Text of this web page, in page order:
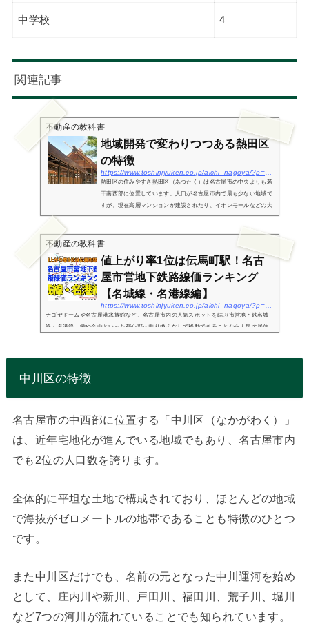
中学校 4
関連記事
不動産の教科書
地域開発で変わりつつある熱田区
の特徴
熱田区の住みやすさ熱田区（あつたく）は名古屋市の中央よりも若
干南西部に位置しています。人口が名古屋市内で最も少ない地域で
すが、現在高層マンションが建設されたり、イオンモールなどの大
型ショッピング施設がオープンしたりしたことで人口が増加しつつ
不動産の教科書
値上がり率1位は伝馬町駅！名古
屋市営地下鉄路線価ランキング
【名城線・名港線編】
ナゴヤドームや名古屋港水族館など、名古屋市内の人気スポットを結ぶ市営地下鉄名城
線・名港線。栄や金山といった都心部へ乗り換えなしで移動できることから人気の居住
中川区の特徴
名古屋市の中西部に位置する「中川区（なかがわく）」
は、近年宅地化が進んでいる地域でもあり、名古屋市内
でも2位の人口数を誇ります。
全体的に平坦な土地で構成されており、ほとんどの地域
で海抜がゼロメートルの地帯であることも特徴のひとつ
です。
また中川区だけでも、名前の元となった中川運河を始め
として、庄内川や新川、戸田川、福田川、荒子川、堀川
など7つの河川が流れていることでも知られています。